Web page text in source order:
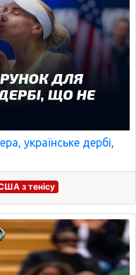
українське дербі,
з тенісу